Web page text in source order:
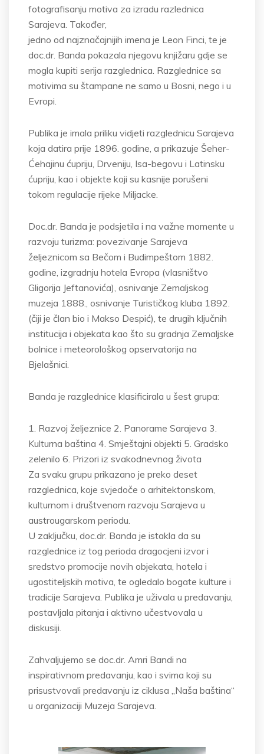
fotografisanju motiva za izradu razlednica
Sarajeva. Također,
jedno od najznačajnijih imena je Leon Finci, te je
doc.dr. Banda pokazala njegovu knjižaru gdje se
mogla kupiti serija razglednica. Razglednice sa
motivima su štampane ne samo u Bosni, nego i u
Evropi.
Publika je imala priliku vidjeti razglednicu Sarajeva
koja datira prije 1896. godine, a prikazuje Šeher-
Ćehajinu ćupriju, Drveniju, Isa-begovu i Latinsku
ćupriju, kao i objekte koji su kasnije porušeni
tokom regulacije rijeke Miljacke.
Doc.dr. Banda je podsjetila i na važne momente u
razvoju turizma: povezivanje Sarajeva
željeznicom sa Bečom i Budimpeštom 1882.
godine, izgradnju hotela Evropa (vlasništvo
Gligorija Jeftanovića), osnivanje Zemaljskog
muzeja 1888., osnivanje Turističkog kluba 1892.
(čiji je član bio i Makso Despić), te drugih ključnih
institucija i objekata kao što su gradnja Zemaljske
bolnice i meteorološkog opservatorija na
Bjelašnici.
Banda je razglednice klasificirala u šest grupa:
1. Razvoj željeznice 2. Panorame Sarajeva 3.
Kulturna baština 4. Smještajni objekti 5. Gradsko
zelenilo 6. Prizori iz svakodnevnog života
Za svaku grupu prikazano je preko deset
razglednica, koje svjedoče o arhitektonskom,
kulturnom i društvenom razvoju Sarajeva u
austrougarskom periodu.
U zaključku, doc.dr. Banda je istakla da su
razglednice iz tog perioda dragocjeni izvor i
sredstvo promocije novih objekata, hotela i
ugostiteljskih motiva, te ogledalo bogate kulture i
tradicije Sarajeva. Publika je uživala u predavanju,
postavljala pitanja i aktivno učestvovala u
diskusiji.
Zahvaljujemo se doc.dr. Amri Bandi na
inspirativnom predavanju, kao i svima koji su
prisustvovali predavanju iz ciklusa „Naša baština“
u organizaciji Muzeja Sarajeva.